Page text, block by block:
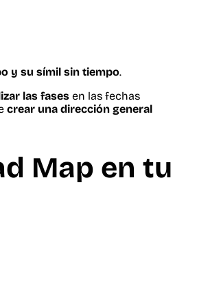
y su símil sin tiempo.
las fases en las fechas
crear una dirección general
Map en tu